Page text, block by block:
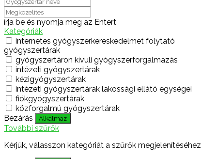
írja be és nyomja meg az Entert
Kategóriák
internetes gyógyszerkereskedelmet folytató
gyógyszertárak
gyógyszertáron kívüli gyógyszerforgalmazás
intézeti gyógyszertárak
kézigyógyszertárak
intézeti gyógyszertárak lakossági ellátó egységei
fiókgyógyszertárak
közforgalmú gyógyszertárak
Bezárás
Alkalmaz
További szűrők
Kérjük, válasszon kategóriát a szűrők megjelenítéséhez